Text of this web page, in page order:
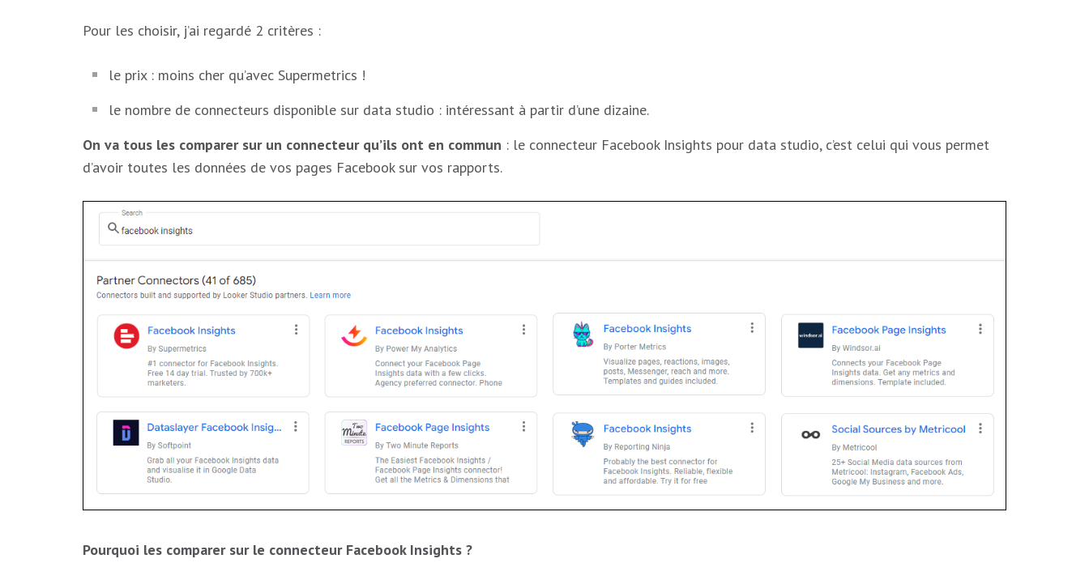
Pour les choisir, j’ai regardé 2 critères :
le prix : moins cher qu’avec Supermetrics !
le nombre de connecteurs disponible sur data studio : intéressant à partir d’une dizaine.
On va tous les comparer sur un connecteur qu’ils ont en commun : le connecteur Facebook Insights pour data studio, c’est celui qui vous permet
d’avoir toutes les données de vos pages Facebook sur vos rapports.
Pourquoi les comparer sur le connecteur Facebook Insights ?